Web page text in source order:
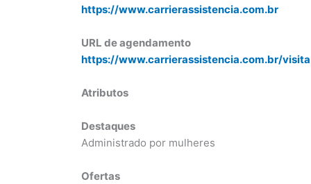
https://www.carrierassistencia.com.br
URL de agendamento
https://www.carrierassistencia.com.br/
Atributos
Destaques
Administrado por mulheres
Ofertas